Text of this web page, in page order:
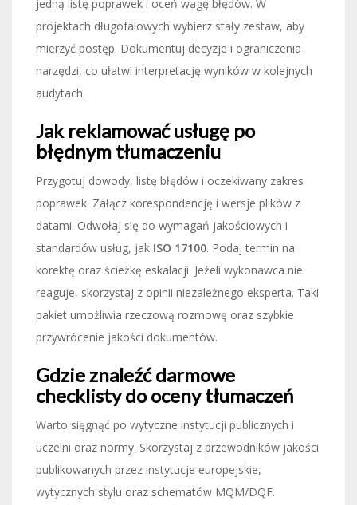
jedną listę poprawek i oceń wagę błędów. W
projektach długofalowych wybierz stały zestaw, aby
mierzyć postęp. Dokumentuj decyzje i ograniczenia
narzędzi, co ułatwi interpretację wyników w kolejnych
audytach.
Jak reklamować usługę po
błędnym tłumaczeniu
Przygotuj dowody, listę błędów i oczekiwany zakres
poprawek. Załącz korespondencję i wersje plików z
datami. Odwołaj się do wymagań jakościowych i
standardów usług, jak ISO 17100. Podaj termin na
korektę oraz ścieżkę eskalacji. Jeżeli wykonawca nie
reaguje, skorzystaj z opinii niezależnego eksperta. Taki
pakiet umożliwia rzeczową rozmowę oraz szybkie
przywrócenie jakości dokumentów.
Gdzie znaleźć darmowe
checklisty do oceny tłumaczeń
Warto sięgnąć po wytyczne instytucji publicznych i
uczelni oraz normy. Skorzystaj z przewodników jakości
publikowanych przez instytucje europejskie,
wytycznych stylu oraz schematów MQM/DQF.